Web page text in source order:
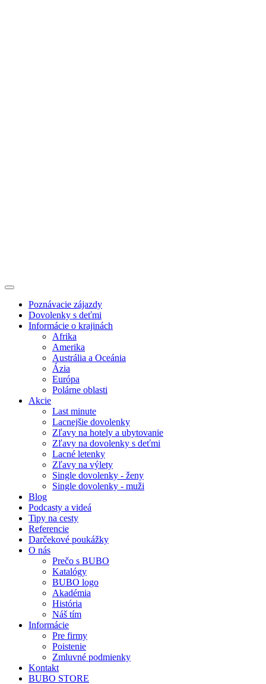
Poznávacie zájazdy
Dovolenky s deťmi
Informácie o krajinách
Afrika
Amerika
Austrália a Oceánia
Ázia
Európa
Polárne oblasti
Akcie
Last minute
Lacnejšie dovolenky
Zľavy na hotely a ubytovanie
Zľavy na dovolenky s deťmi
Lacné letenky
Zľavy na výlety
Single dovolenky - ženy
Single dovolenky - muži
Blog
Podcasty a videá
Tipy na cesty
Referencie
Darčekové poukážky
O nás
Prečo s BUBO
Katalógy
BUBO logo
Akadémia
História
Náš tím
Informácie
Pre firmy
Poistenie
Zmluvné podmienky
Kontakt
BUBO STORE